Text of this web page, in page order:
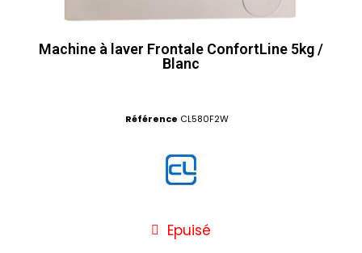
Machine à laver Frontale ConfortLine 5kg /
Blanc
Référence CL580F2W
Epuisé